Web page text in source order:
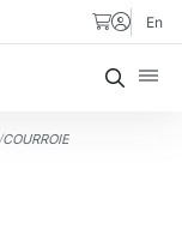
En
/COURROIE